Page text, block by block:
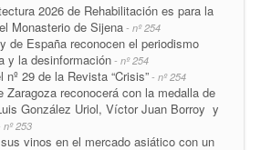
2026 de Rehabilitación es para la
Monasterio de Sijena - nº 254
de España reconocen el periodismo
y la desinformación - nº 254
nº 29 de la Revista “Crisis” - nº 254
Zaragoza reconocerá con la medalla de
González Uriol, Víctor Juan Borroy y
nº 253
vinos en el mercado asiático con un